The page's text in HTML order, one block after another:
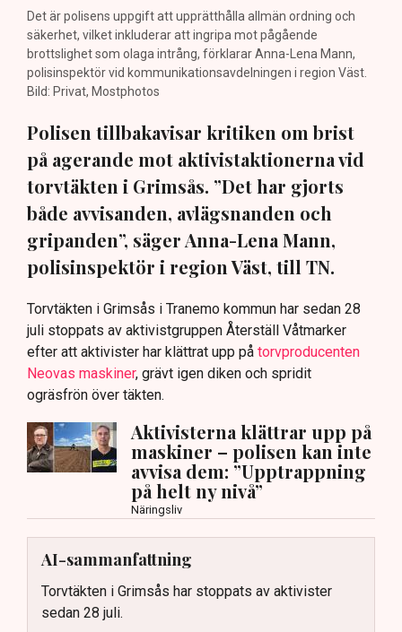
Det är polisens uppgift att upprätthålla allmän ordning och
säkerhet, vilket inkluderar att ingripa mot pågående
brottslighet som olaga intrång, förklarar Anna-Lena Mann,
polisinspektör vid kommunikationsavdelningen i region Väst.
Bild: Privat, Mostphotos
Polisen tillbakavisar kritiken om brist
på agerande mot aktivistaktionerna vid
torvtäkten i Grimsås. ”Det har gjorts
både avvisanden, avlägsnanden och
gripanden”, säger Anna-Lena Mann,
polisinspektör i region Väst, till TN.
Torvtäkten i Grimsås i Tranemo kommun har sedan 28
juli stoppats av aktivistgruppen Återställ Våtmarker
efter att aktivister har klättrat upp på torvproducenten
Neovas maskiner, grävt igen diken och spridit
ogräsfrön över täkten.
Aktivisterna klättrar upp på
maskiner – polisen kan inte
avvisa dem: ”Upptrappning
på helt ny nivå”
Näringsliv
AI-sammanfattning
Torvtäkten i Grimsås har stoppats av aktivister
sedan 28 juli.